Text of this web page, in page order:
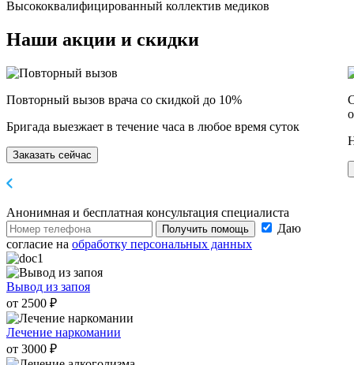
Высококвалифицированный коллектив медиков
Наши акции и скидки
Повторный вызов врача со скидкой до 10%
Бригада выезжает в течение часа в любое время суток
Заказать сейчас
Анонимная и бесплатная консультация специалиста
Получить помощь
Даю
согласие на обработку персональных данных
Вывод из запоя
от 2500 ₽
Лечение наркомании
от 3000 ₽